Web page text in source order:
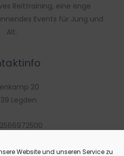
Website und unseren Service zu
Reittraining, eine enge
Events für Jung und
Alt.
20
Legden